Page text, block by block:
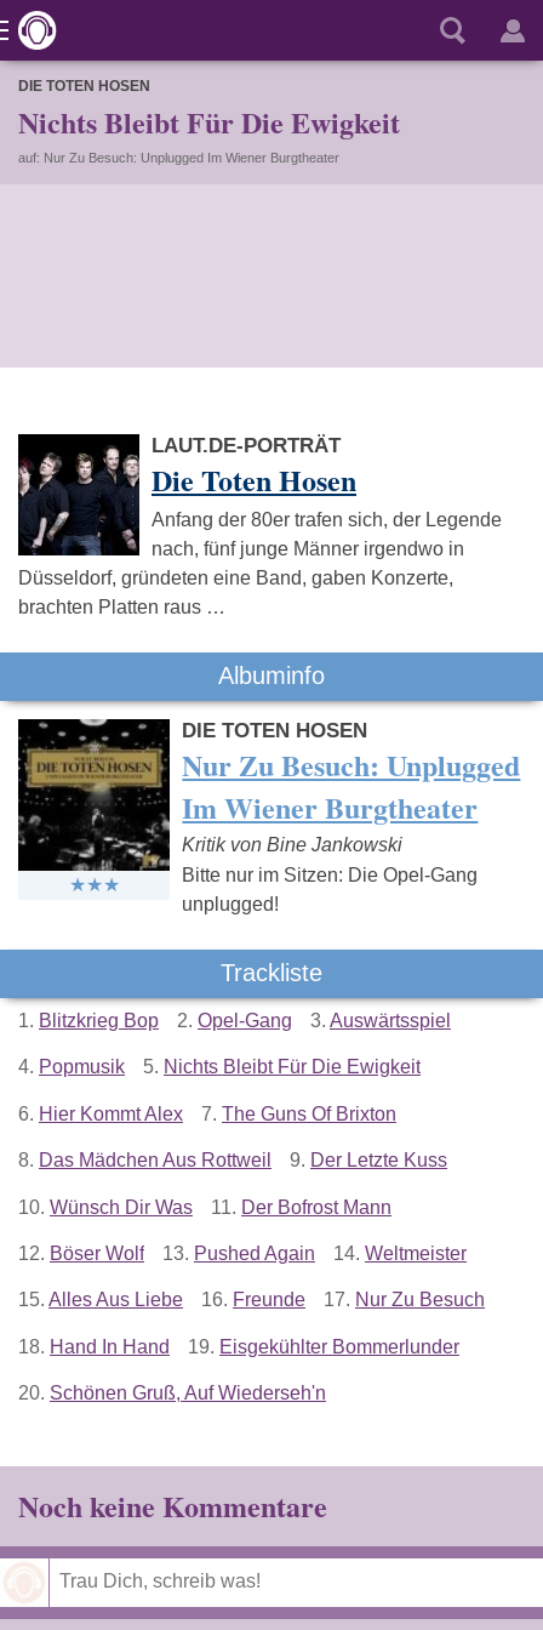
DIE TOTEN HOSEN
Nichts Bleibt Für Die Ewigkeit
auf: Nur Zu Besuch: Unplugged Im Wiener Burgtheater
LAUT.DE-PORTRÄT
Die Toten Hosen
Anfang der 80er trafen sich, der Legende
nach, fünf junge Männer irgendwo in
Düsseldorf, gründeten eine Band, gaben Konzerte,
brachten Platten raus …
Albuminfo
DIE TOTEN HOSEN
Nur Zu Besuch: Unplugged
Im Wiener Burgtheater
Kritik von Bine Jankowski
Bitte nur im Sitzen: Die Opel-Gang
unplugged!
Trackliste
1. Blitzkrieg Bop 2. Opel-Gang 3. Auswärtsspiel
4. Popmusik 5. Nichts Bleibt Für Die Ewigkeit
6. Hier Kommt Alex 7. The Guns Of Brixton
8. Das Mädchen Aus Rottweil 9. Der Letzte Kuss
10. Wünsch Dir Was 11. Der Bofrost Mann
12. Böser Wolf 13. Pushed Again 14. Weltmeister
15. Alles Aus Liebe 16. Freunde 17. Nur Zu Besuch
18. Hand In Hand 19. Eisgekühlter Bommerlunder
20. Schönen Gruß, Auf Wiederseh'n
Noch keine Kommentare